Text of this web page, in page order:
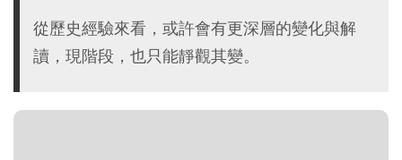
從歷史經驗來看，或許會有更深層的變化與解
讀，現階段，也只能靜觀其變。